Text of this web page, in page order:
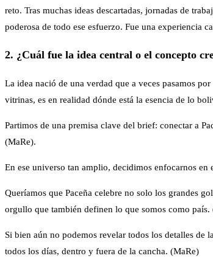
reto. Tras muchas ideas descartadas, jornadas de
poderosa de todo ese esfuerzo. Fue una experiencia
2. ¿Cuál fue la idea central o el concepto
La idea nació de una verdad que a veces pasamos
vitrinas, es en realidad dónde está la esencia de lo
Partimos de una premisa clave del brief: conectar a
(MaRe).
En ese universo tan amplio, decidimos enfocarnos
Queríamos que Paceña celebre no solo los grandes
orgullo que también definen lo que somos como país.
Si bien aún no podemos revelar todos los detalles de
todos los días, dentro y fuera de la cancha. (MaRe)